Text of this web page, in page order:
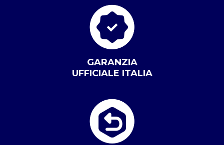
GARANZIA
UFFICIALE ITALIA